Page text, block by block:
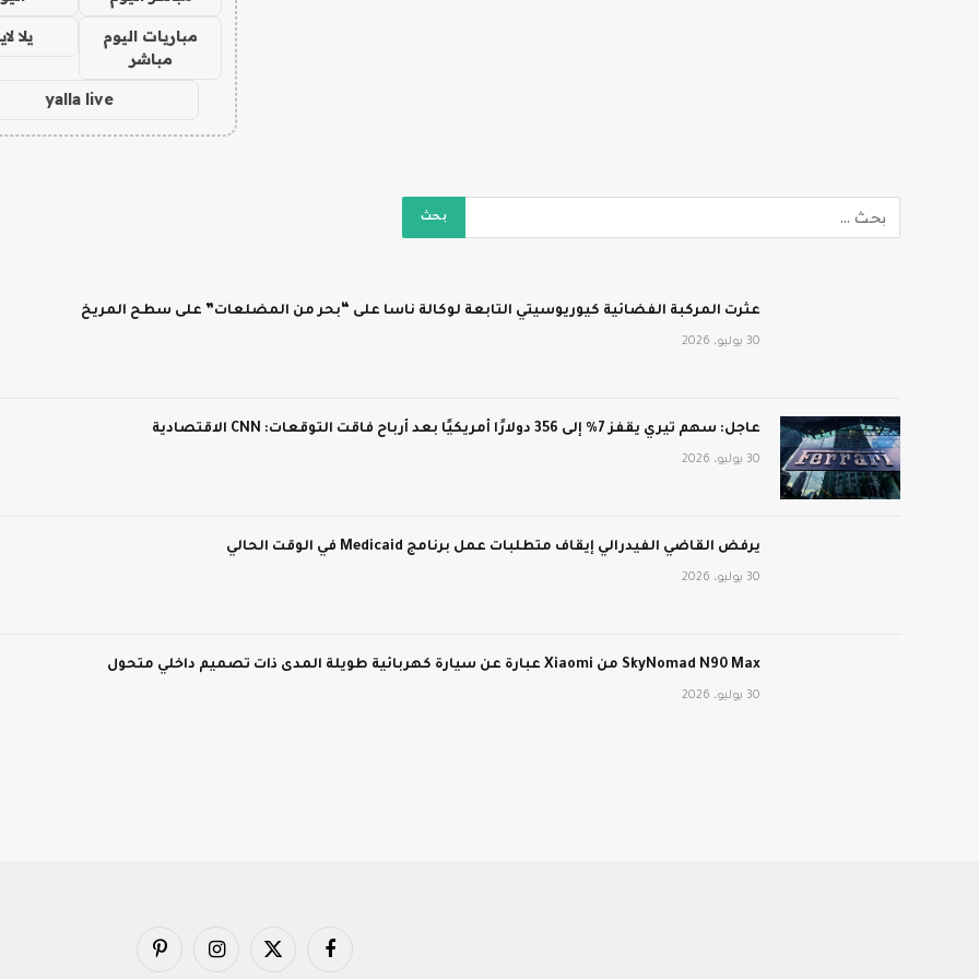
مباريات اليوم
مباشر
يلا
yalla live
عثرت المركبة الفضائية كيوريوسيتي التابعة لوكالة ناسا على “بحر من المضلعات” على سطح المريخ
30 يوليو، 2026
عاجل: سهم تيري يقفز 7% إلى 356 دولارًا أمريكيًا بعد أرباح فاقت التوقعات: CNN الاقتصادية
30 يوليو، 2026
يرفض القاضي الفيدرالي إيقاف متطلبات عمل برنامج Medicaid في الوقت الحالي
30 يوليو، 2026
SkyNomad N90 Max من Xiaomi عبارة عن سيارة كهربائية طويلة المدى ذات تصميم داخلي متحول
30 يوليو، 2026
فيسبوك X
الانستغرامبينتيريست